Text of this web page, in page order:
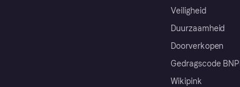
Veiligheid
Duurzaamheid
Doorverkopen
Gedragscode
Wikipink